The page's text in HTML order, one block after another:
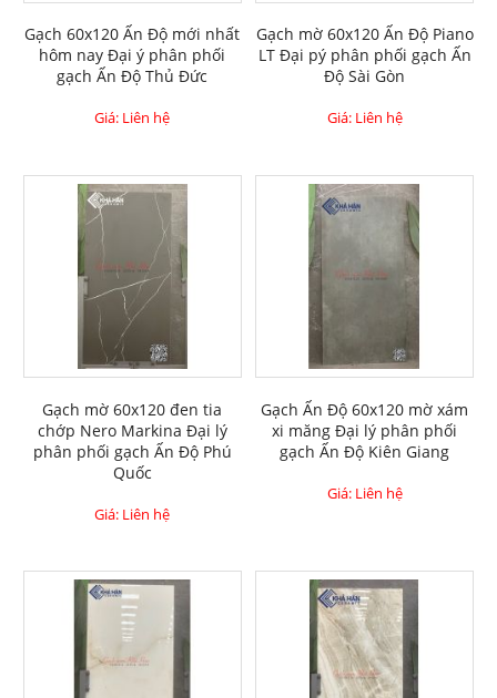
Gạch 60x120 Ấn Độ mới nhất
hôm nay Đại ý phân phối
gạch Ấn Độ Thủ Đức
Giá: Liên hệ
Gạch mờ 60x120 Ấn Độ Piano
LT Đại pý phân phối gạch Ấn
Độ Sài Gòn
Giá: Liên hệ
Gạch mờ 60x120 đen tia
chớp Nero Markina Đại lý
phân phối gạch Ấn Độ Phú
Quốc
Giá: Liên hệ
Gạch Ấn Độ 60x120 mờ xám
xi măng Đại lý phân phối
gạch Ấn Độ Kiên Giang
Giá: Liên hệ